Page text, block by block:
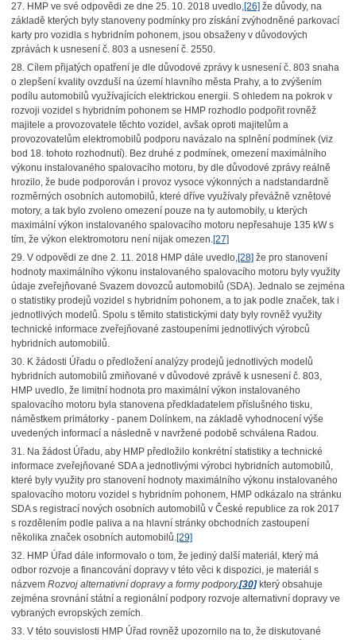
27. HMP ve své odpovědi ze dne 25. 10. 2018 uvedlo,[26] že důvody, na
základě kterých byly stanoveny podmínky pro získání zvýhodněné parkovací
karty pro vozidla s hybridním pohonem, jsou obsaženy v důvodových
zprávách k usnesení č. 803 a usnesení č. 2550.
28. Cílem přijatých opatření je dle důvodové zprávy k usnesení č. 803 snaha
o zlepšení kvality ovzduší na území hlavního města Prahy, a to zvýšením
podílu automobilů využívajících elektrickou energii. S ohledem na pokrok v
rozvoji vozidel s hybridním pohonem se HMP rozhodlo podpořit rovněž
majitele a provozovatele těchto vozidel, avšak oproti majitelům a
provozovatelům elektromobilů podporu navázalo na splnění podmínek (viz
bod 18. tohoto rozhodnutí). Bez druhé z podmínek, omezení maximálního
výkonu instalovaného spalovacího motoru, by dle důvodové zprávy reálně
hrozilo, že bude podporován i provoz vysoce výkonných a nadstandardně
rozměrných osobních automobilů, které dříve využívaly převážně vznětové
motory, a tak bylo zvoleno omezení pouze na ty automobily, u kterých
maximální výkon instalovaného spalovacího motoru nepřesahuje 135 kW s
tím, že výkon elektromotoru není nijak omezen.[27]
29. V odpovědi ze dne 2. 11. 2018 HMP dále uvedlo,[28] že pro stanovení
hodnoty maximálního výkonu instalovaného spalovacího motoru byly využity
údaje zveřejňované Svazem dovozců automobilů (SDA). Jednalo se zejména
o statistiky prodejů vozidel s hybridním pohonem, a to jak podle značek, tak i
jednotlivých modelů. Spolu s těmito statistickými daty byly rovněž využity
technické informace zveřejňované zastoupeními jednotlivých výrobců
hybridních automobilů.
30. K žádosti Úřadu o předložení analýzy prodejů jednotlivých modelů
hybridních automobilů zmiňované v důvodové zprávě k usnesení č. 803,
HMP uvedlo, že limitní hodnota pro maximální výkon instalovaného
spalovacího motoru byla stanovena předkladatelem příslušného tisku,
náměstkem primátorky - panem Dolínkem, na základě vyhodnocení výše
uvedených informací a následně v navržené podobě schválena Radou.
31. Na žádost Úřadu, aby HMP předložilo konkrétní statistiky a technické
informace zveřejňované SDA a jednotlivými výrobci hybridních automobilů,
které byly využity pro stanovení hodnoty maximálního výkonu instalovaného
spalovacího motoru vozidel s hybridním pohonem, HMP odkázalo na stránku
SDA s registrací nových osobních automobilů v České republice za rok 2017
s rozdělením podle paliva a na hlavní stránky obchodních zastoupení
několika značek osobních automobilů.[29]
32. HMP Úřad dále informovalo o tom, že jediný další materiál, který má
odbor rozvoje a financování dopravy v této věci k dispozici, je materiál s
názvem Rozvoj alternativní dopravy a formy podpory,[30]který obsahuje
zejména srovnání státní a regionální podpory rozvoje alternativní dopravy ve
vybraných evropských zemích.
33. V této souvislosti HMP Úřad rovněž upozornilo na to, že diskutované